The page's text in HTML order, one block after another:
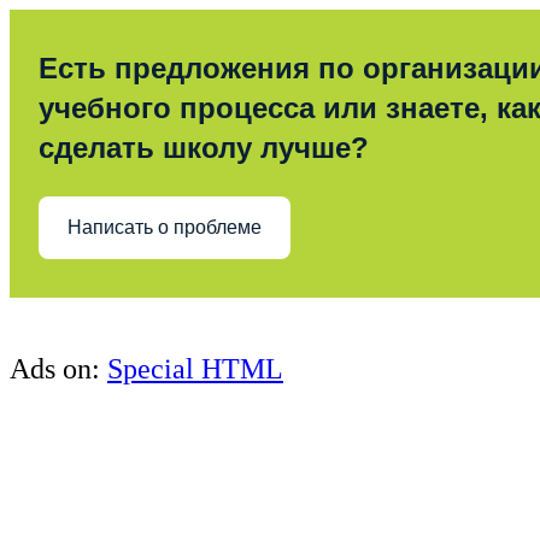
Есть предложения по
учебного процесса или знаете, как
сделать школу лучше?
Написать о проблеме
Ads on: Special HTML